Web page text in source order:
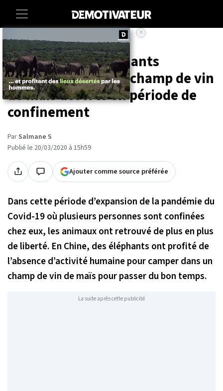
Accueil Societe Insolite Animaux
En Chine, des éléphants
s'enivrent dans un champ de vin
de maïs déserté en période de
confinement
ParSalmane S
Publié le 20/03/2020 à 15h59
Ajouter comme source préférée
×
Dans cette période d’expansion de la pandémie du
Covid-19 où plusieurs personnes sont confinées
chez eux, les animaux ont retrouvé de plus en plus
de liberté. En Chine, des éléphants ont profité de
l’absence d’activité humaine pour camper dans un
champ de vin de maïs pour passer du bon temps.
La suite après cette publicité